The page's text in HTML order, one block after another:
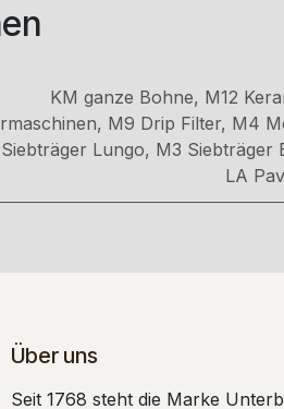
KM ganze Bohne, M12
, M9 Drip Filter, M4
| Siebträger Lungo, M3 Siebträger
LA
Über uns
Seit 1768 steht die Marke